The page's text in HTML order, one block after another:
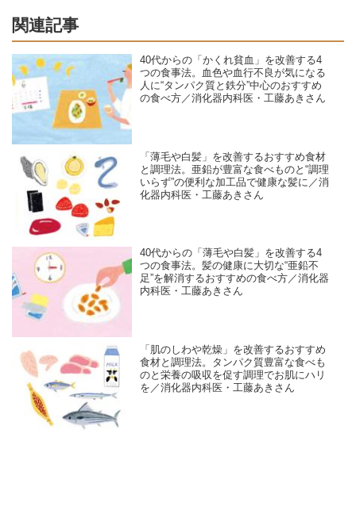
関連記事
40代からの「かくれ貧血」を改善する4
つの食事法。血色や血行不良が気になる
人に“タンパク質と鉄分”中心のおすすめ
の食べ方／消化器内科医・工藤あきさん
「薄毛や白髪」を改善するおすすめ食材
と調理法。亜鉛が豊富な食べものと“調理
いらず”の便利な加工品で健康な髪に／消
化器内科医・工藤あきさん
40代からの「薄毛や白髪」を改善する4
つの食事法。髪の健康に大切な“亜鉛不
足”を解消するおすすめの食べ方／消化器
内科医・工藤あきさん
「肌のしわや乾燥」を改善するおすすめ
食材と調理法。タンパク質豊富な食べも
のと栄養の吸収を促す調理でお肌にハリ
を／消化器内科医・工藤あきさん